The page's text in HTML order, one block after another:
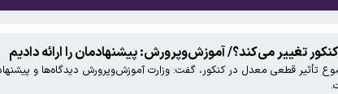
دو برابر شده است
بیشتر کار کنند و چه افرادی معاف هستند؟
تغییر می‌کند؟/ آموزش‌وپرورش: پیشنهادمان را ارائه دادیم
تأثیر قطعی معدل در کنکور، گفت: وزارت آموزش‌وپرورش دیدگاه‌ها و